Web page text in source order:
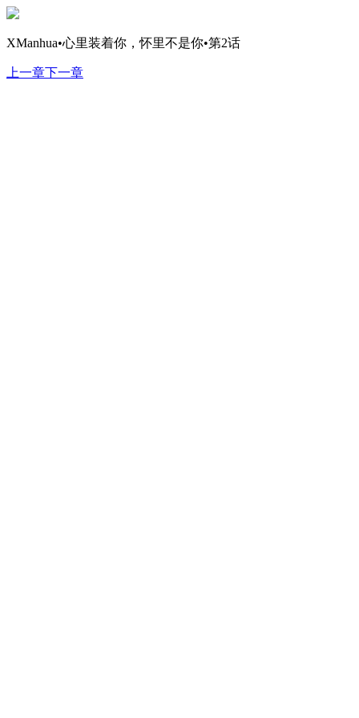
XManhua•心里装着你，怀里不是你•第2话
上一章下一章